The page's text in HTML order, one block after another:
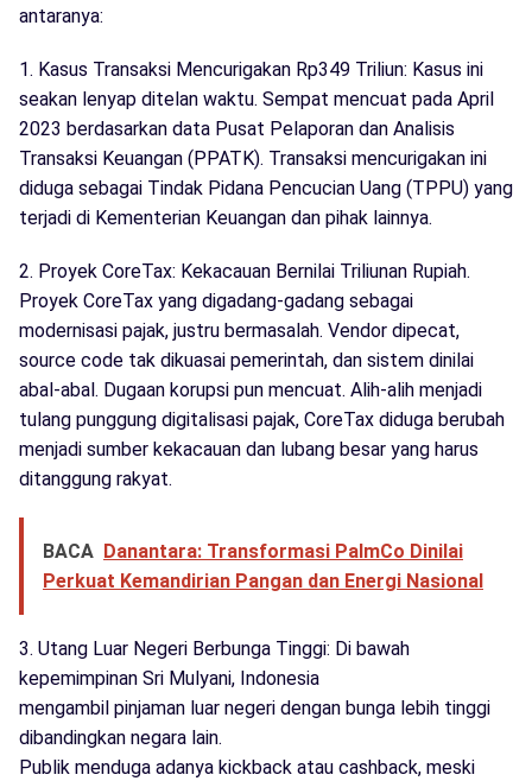
antaranya:
1. Kasus Transaksi Mencurigakan Rp349 Triliun: Kasus ini
seakan lenyap ditelan waktu. Sempat mencuat pada April
2023 berdasarkan data Pusat Pelaporan dan Analisis
Transaksi Keuangan (PPATK). Transaksi mencurigakan ini
diduga sebagai Tindak Pidana Pencucian Uang (TPPU) yang
terjadi di Kementerian Keuangan dan pihak lainnya.
2. Proyek CoreTax: Kekacauan Bernilai Triliunan Rupiah.
Proyek CoreTax yang digadang-gadang sebagai
modernisasi pajak, justru bermasalah. Vendor dipecat,
source code tak dikuasai pemerintah, dan sistem dinilai
abal-abal. Dugaan korupsi pun mencuat. Alih-alih menjadi
tulang punggung digitalisasi pajak, CoreTax diduga berubah
menjadi sumber kekacauan dan lubang besar yang harus
ditanggung rakyat.
BACA Danantara: Transformasi PalmCo Dinilai
Perkuat Kemandirian Pangan dan Energi Nasional
3. Utang Luar Negeri Berbunga Tinggi: Di bawah
kepemimpinan Sri Mulyani, Indonesia
mengambil pinjaman luar negeri dengan bunga lebih tinggi
dibandingkan negara lain.
Publik menduga adanya kickback atau cashback, meski